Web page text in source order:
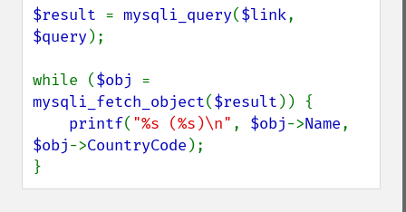
$result = mysqli_query($link
$query);
while ($obj
mysqli_fetch_object($result )) {
printf( "%s (%s)\n" , $obj->Name
$obj->CountryCode );
}